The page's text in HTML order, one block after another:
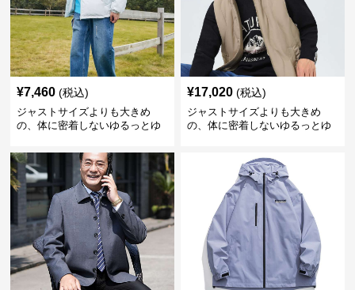
¥7,460 (税込)
ジャストサイズよりも大きめ
の、体に密着しないゆるっとゆ
ゆったりシルエットの冬季防寒
アウター
¥17,020 (税込)
ジャストサイズよりも大きめ
の、体に密着しないゆるっとゆ